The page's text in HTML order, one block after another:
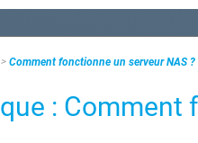
Comment fonctionne un serveur NAS ?
: Comment